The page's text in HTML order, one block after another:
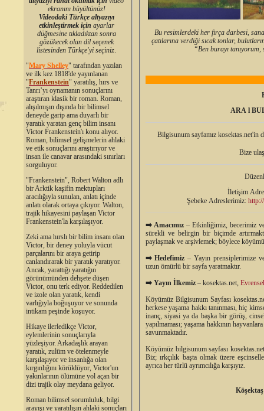
ekranını büyültünüz!
Videodaki Türkçe altyazıyı
etkinleştirmek için ayarlar
düğmesine tıkladıktan sonra
gözükecek olan dil seçenek
listesinden Türkçe'yi seçiniz.
"Mary Shelley" tarafından yazılan
ve ilk kez 1818'de yayınlanan
"Frankenstein" yaratılış, hırs ve
Tanrı’yı oynamanın sonuçlarını
araştıran klasik bir roman. Roman,
alışılmışın dışında bir bilimsel
deneyde garip ama duyarlı bir
yaratık yaratan genç bilim insanı
Victor Frankenstein'ı konu alıyor.
Roman, bilimsel gelişmelerin ahlaki
ve etik sonuçlarını araştırıyor ve
insan ile canavar arasındaki sınırları
sorguluyor.
"Frankenstein", Robert Walton adlı
bir Arktik kaşifin mektupları
aracılığıyla sunulan, anlatı içinde
anlatı olarak ortaya çıkıyor. Walton,
trajik hikayesini paylaşan Victor
Frankenstein'la karşılaşıyor.
Zeki ama hırslı bir bilim insanı olan
Victor, bir deney yoluyla vücut
parçalarını bir araya getirip
canlandırarak bir yaratık yaratıyor.
Ancak, yarattığı yaratığın
görünümünden dehşete düşen
Victor, onu terk ediyor. Reddedilen
ve izole olan yaratık, kendi
varlığıyla boğuşuyor ve sonunda
intikam peşinde koşuyor.
Hikaye ilerledikçe Victor,
eylemlerinin sonuçlarıyla
yüzleşiyor. Arkadaşlık arayan
yaratık, zulüm ve ötelenmeyle
karşılaşıyor ve insanlığa olan
kırgınlığını körüklüyor, Victor'un
yakınlarının ölümüne yol açan bir
dizi trajik olay meydana geliyor.
Roman bilimsel sorumluluk, bilgi
arayışı ve yaratılışın ahlaki sonuçları
Bu resimlerdeki her fırça darbesi,
çatılarına verdiği sıcak tonlar,
“Ben burayı
ARA l
Bilgisunum sayfamız kosektas.net'in
Bize
İletişim
Şebeke Adreslerimiz:
➡️ Amacımız – Etkinliğimiz, becerimiz
sürekli ve belirgin bir biçimde
paylaşmak ve arşivlemek; böylece
➡️ Hedefimiz – Yayın prensiplerimize
uzun ömürlü bir sayfa yaratmaktır.
➡️ Yayın İlkemiz – kosektas.net,
Köyümüz Bilgisunum Sayfası
herkese yaşama hakkı tanınması, hiç
inanç, siyasi ya da başka bir görüş, cinsel
yapılmaması; yaşama hakkının
savunmaktadır.
Köyümüz bilgisunum sayfası
Biz; ırkçılık başta olmak üzere
ayrıca her türlü ayrımcılığa karşıyız.